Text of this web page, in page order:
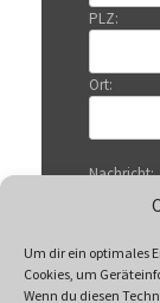
Um dir ein optimales
Cookies, um
Wenn du diesen
PLZ:
Ort:
Nachricht: